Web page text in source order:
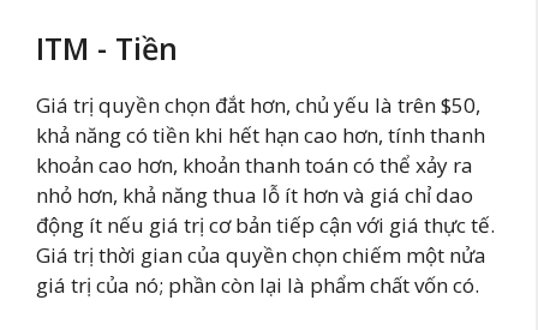
ITM - Tiền
Giá trị quyền chọn đắt hơn, chủ yếu là trên $50,
khả năng có tiền khi hết hạn cao hơn, tính thanh
khoản cao hơn, khoản thanh toán có thể xảy ra
nhỏ hơn, khả năng thua lỗ ít hơn và giá chỉ dao
động ít nếu giá trị cơ bản tiếp cận với giá thực tế.
Giá trị thời gian của quyền chọn chiếm một nửa
giá trị của nó; phần còn lại là phẩm chất vốn có.